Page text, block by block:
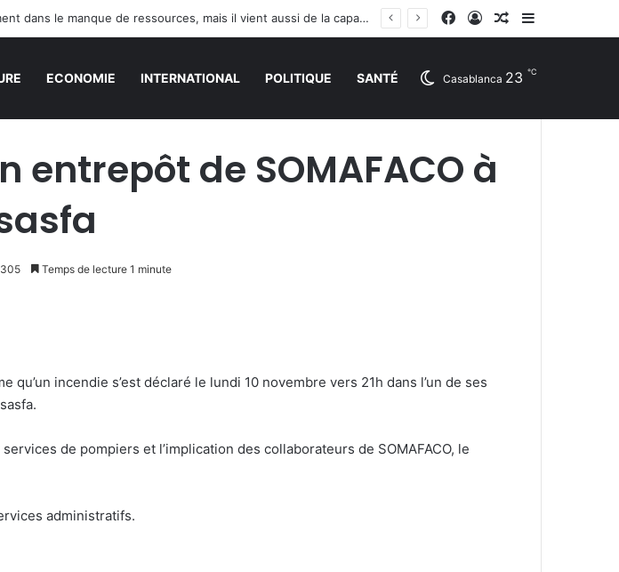
BAD: le problème de l’Afrique ne réside pas seulement dans le manque de ressources, mais il vient aussi de la capacité à déployer efficacement les capitaux Facebook
Connexion
Article Aléatoire
Sidebar
ECONOMIE INTERNATIONAL POLITIQUE SANTÉ Casablanca 23 ℃
de SOMAFACO à
305 Temps de lecture 1 minute
incendie s’est déclaré le lundi 10 novembre vers 21h dans l’un de ses
de pompiers et l’implication des collaborateurs de SOMAFACO, le
administratifs.